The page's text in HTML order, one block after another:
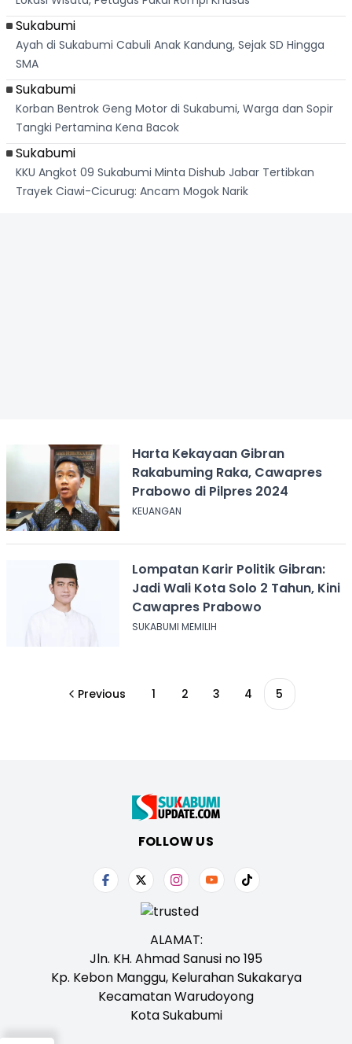
Sukabumi
Ayah di Sukabumi Cabuli Anak Kandung, Sejak SD Hingga
SMA
Sukabumi
Korban Bentrok Geng Motor di Sukabumi, Warga dan Sopir
Tangki Pertamina Kena Bacok
Sukabumi
KKU Angkot 09 Sukabumi Minta Dishub Jabar Tertibkan
Trayek Ciawi-Cicurug: Ancam Mogok Narik
Harta Kekayaan Gibran
Rakabuming Raka, Cawapres
Prabowo di Pilpres 2024
KEUANGAN
Lompatan Karir Politik Gibran:
Jadi Wali Kota Solo 2 Tahun, Kini
Cawapres Prabowo
SUKABUMI MEMILIH
Previous 1 2 3 4 5
FOLLOW US
ALAMAT:
Jln. KH. Ahmad Sanusi no 195
Kp. Kebon Manggu, Kelurahan Sukakarya
Kecamatan Warudoyong
Kota Sukabumi